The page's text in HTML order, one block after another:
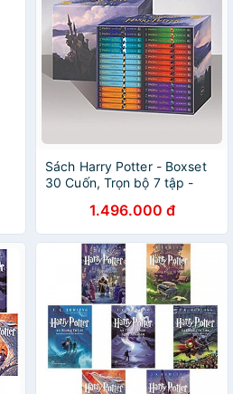
Sách Harry Potter - Boxset
30 Cuốn, Trọn bộ 7 tập -
1.496.000 đ